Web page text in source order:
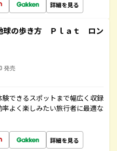
詳細を見る
の歩き方 Ｐｌａｔ ロン
発売
できるスポットまで幅広く収録
よく楽しみたい旅行者に最適な
詳細を見る